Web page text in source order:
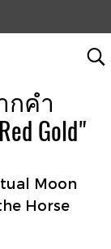
กคำ
Gold"
Moon
Horse